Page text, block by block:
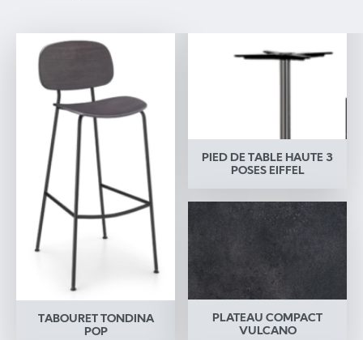
TABOURET TONDINA
POP
PIED DE TABLE HAUTE 3
POSES EIFFEL
PLATEAU COMPACT
VULCANO